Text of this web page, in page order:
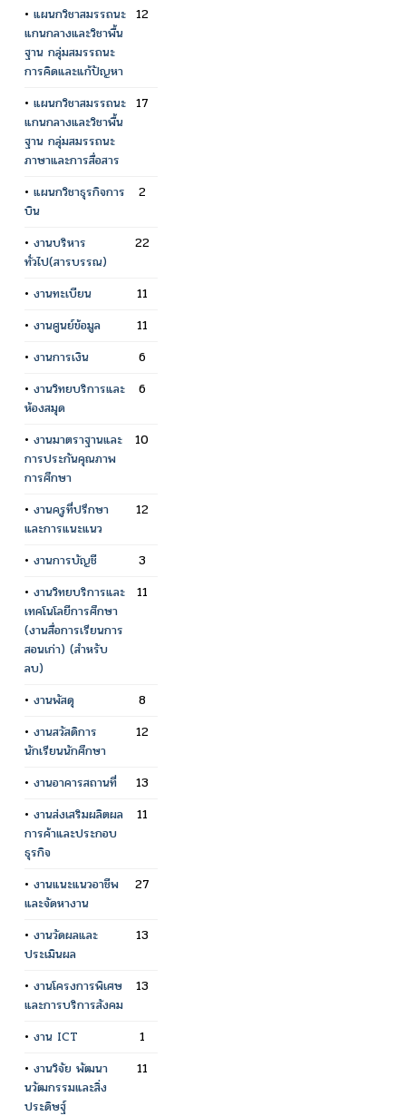
• แผนกวิชาสมรรถนะ
แกนกลางและวิชาพื้น
ฐาน กลุ่มสมรรถนะ
การคิดและแก้ปัญหา
12
• แผนกวิชาสมรรถนะ
แกนกลางและวิชาพื้น
ฐาน กลุ่มสมรรถนะ
ภาษาและการสื่อสาร
17
• แผนกวิชาธุรกิจการ
บิน
2
• งานบริหาร
ทั่วไป(สารบรรณ)
22
• งานทะเบียน
11
• งานศูนย์ข้อมูล
11
• งานการเงิน
6
• งานวิทยบริการและ
ห้องสมุด
6
• งานมาตราฐานและ
การประกันคุณภาพ
การศึกษา
10
• งานครูที่ปรึกษา
และการแนะแนว
12
• งานการบัญชี
3
• งานวิทยบริการและ
เทคโนโลยีการศึกษา
(งานสื่อการเรียนการ
สอนเก่า) (สำหรับ
ลบ)
11
• งานพัสดุ
8
• งานสวัสดิการ
นักเรียนนักศึกษา
12
• งานอาคารสถานที่
13
• งานส่งเสริมผลิตผล
การค้าและประกอบ
ธุรกิจ
11
• งานแนะแนวอาชีพ
และจัดหางาน
27
• งานวัดผลและ
ประเมินผล
13
• งานโครงการพิเศษ
และการบริการสังคม
13
• งาน ICT
1
• งานวิจัย พัฒนา
นวัฒกรรมและสิ่ง
ประดิษฐ์
11